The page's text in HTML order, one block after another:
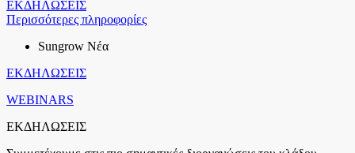
ΕΚΔΗΛΩΣΕΙΣ
Περισσότερες πληροφορίες
Sungrow Νέα
ΕΚΔΗΛΩΣΕΙΣ
WEBINARS
ΕΚΔΗΛΩΣΕΙΣ